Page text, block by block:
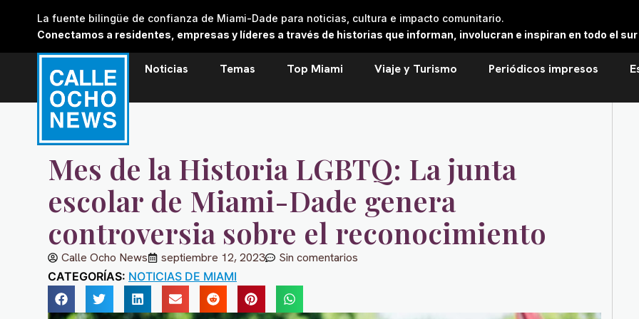
La fuente bilingüe de confianza de Miami-Dade para noticias, cultura e impacto comunitario.
Conectamos a residentes, empresas y líderes a través de historias que informan, involucran e inspiran en todo el sur
Noticias Temas Top Miami Viaje y Turismo Periódicos impresos
Mes de la Historia LGBTQ: La junta
escolar de Miami-Dade genera
controversia sobre el reconocimiento
Calle Ocho News septiembre 12, 2023 Sin comentarios
CATEGORÍAS: NOTICIAS DE MIAMI